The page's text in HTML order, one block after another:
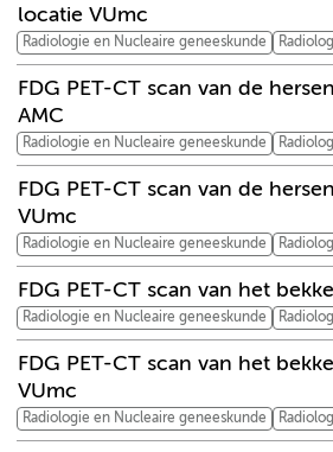
locatie VUmc
Radiologie en Nucleaire geneeskunde
FDG PET-CT scan van de
AMC
Radiologie en Nucleaire geneeskunde
FDG PET-CT scan van de
VUmc
Radiologie en Nucleaire geneeskunde
FDG PET-CT scan van het
Radiologie en Nucleaire geneeskunde
FDG PET-CT scan van het
VUmc
Radiologie en Nucleaire geneeskunde